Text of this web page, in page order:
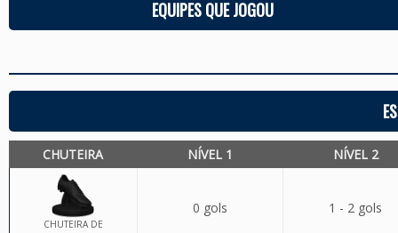
EQUIPES QUE JOGOU
CHUTEIRA NÍVEL 1 NÍVEL 2
CHUTEIRA DE
0 gols 1 - 2 gols